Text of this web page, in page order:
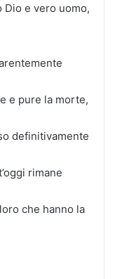
e vero uomo,
e pure la morte,
definitivamente
rimane
che hanno la